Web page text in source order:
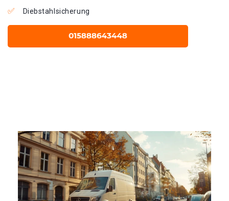
Diebstahlsicherung